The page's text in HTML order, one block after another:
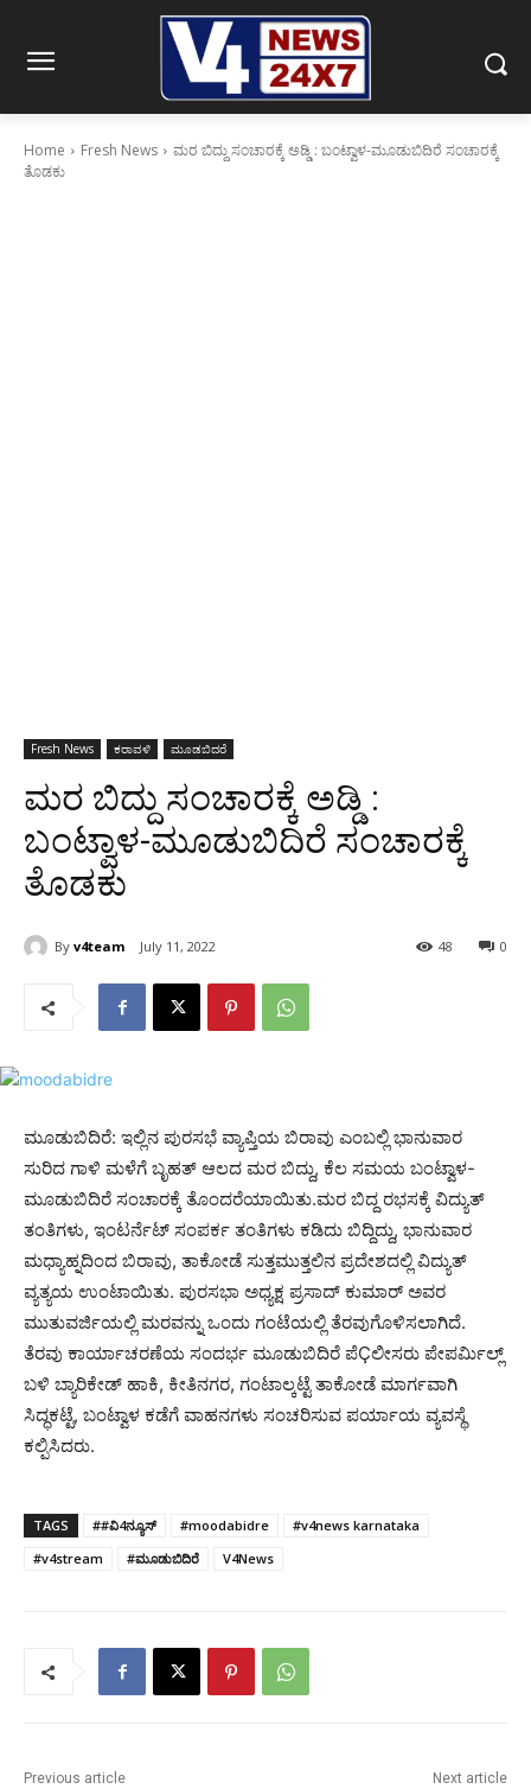
Home Fresh News
ಮರ ಬಿದ್ದು ಸಂಚಾರಕ್ಕೆ ಅಡ್ಡಿ : ಬಂಟ್ವಾಳ-ಮೂಡುಬಿದಿರೆ ಸಂಚಾರಕ್ಕೆ
ತೊಡಕು
Fresh News ಕರಾವಳಿ ಮೂಡಬಿದರೆ
ಮರ ಬಿದ್ದು ಸಂಚಾರಕ್ಕೆ ಅಡ್ಡಿ :
ಬಂಟ್ವಾಳ-ಮೂಡುಬಿದಿರೆ ಸಂಚಾರಕ್ಕೆ
ತೊಡಕು
By v4team July 11, 2022 0
48
ಮೂಡುಬಿದಿರೆ: ಇಲ್ಲಿನ ಪುರಸಭೆ ವ್ಯಾಪ್ತಿಯ ಬಿರಾವು ಎಂಬಲ್ಲಿ ಭಾನುವಾರ
ಸುರಿದ ಗಾಳಿ ಮಳೆಗೆ ಬೃಹತ್ ಆಲದ ಮರ ಬಿದ್ದು, ಕೆಲ ಸಮಯ ಬಂಟ್ವಾಳ-
ಮೂಡುಬಿದಿರೆ ಸಂಚಾರಕ್ಕೆ ತೊಂದರೆಯಾಯಿತು.ಮರ ಬಿದ್ದ ರಭಸಕ್ಕೆ ವಿದ್ಯುತ್
ತಂತಿಗಳು, ಇಂಟರ್ನೆಟ್ ಸಂಪರ್ಕ ತಂತಿಗಳು ಕಡಿದು ಬಿದ್ದಿದ್ದು, ಭಾನುವಾರ
ಮಧ್ಯಾಹ್ನದಿಂದ ಬಿರಾವು, ತಾಕೋಡೆ ಸುತ್ತಮುತ್ತಲಿನ ಪ್ರದೇಶದಲ್ಲಿ ವಿದ್ಯುತ್
ವ್ಯತ್ಯಯ ಉಂಟಾಯಿತು. ಪುರಸಭಾ ಅಧ್ಯಕ್ಷ ಪ್ರಸಾದ್ ಕುಮಾರ್ ಅವರ
ಮುತುವರ್ಜಿಯಲ್ಲಿ ಮರವನ್ನು ಒಂದು ಗಂಟೆಯಲ್ಲಿ ತೆರವುಗೊಳಿಸಲಾಗಿದೆ.
ತೆರವು ಕಾರ್ಯಾಚರಣೆಯ ಸಂದರ್ಭ ಮೂಡುಬಿದಿರೆ ಪೆÇಲೀಸರು ಪೇಪರ್ಮಿಲ್ಲ್
ಬಳಿ ಬ್ಯಾರಿಕೇಡ್ ಹಾಕಿ, ಕೀತಿನಗರ, ಗಂಟಾಲ್ಕಟ್ಟೆ ತಾಕೋಡೆ ಮಾರ್ಗವಾಗಿ
ಸಿದ್ಧಕಟ್ಟೆ, ಬಂಟ್ವಾಳ ಕಡೆಗೆ ವಾಹನಗಳು ಸಂಚರಿಸುವ ಪರ್ಯಾಯ ವ್ಯವಸ್ಥೆ
ಕಲ್ಪಿಸಿದರು.
TAGS ##ವಿ4ನ್ಯೂಸ್ #moodabidre
#v4news karnataka
#v4stream
#ಮೂಡುಬಿದಿರೆ V4News
Previous article Next article